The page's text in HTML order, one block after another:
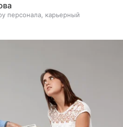
персонала, карьерный